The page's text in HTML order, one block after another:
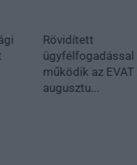
Rövidített
ügyfélfogadással
működik az EVAT
augusztu...